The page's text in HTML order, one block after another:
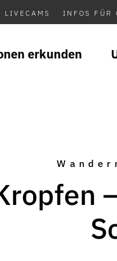
LIVECAMS INFOS FÜR
erkunden